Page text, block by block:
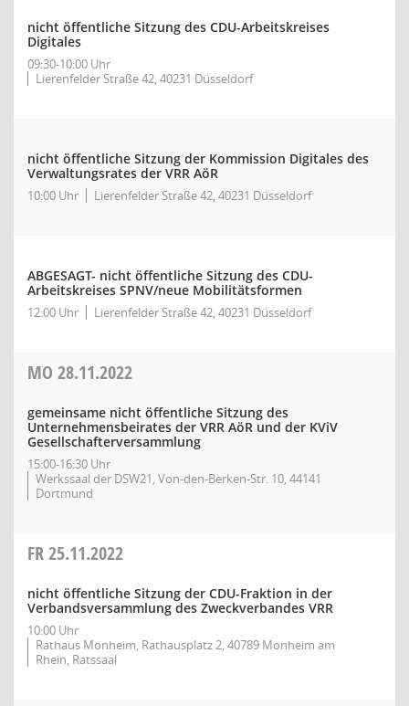
nicht öffentliche Sitzung des CDU-Arbeitskreises
Digitales
09:30-10:00 Uhr
Lierenfelder Straße 42, 40231 Düsseldorf
nicht öffentliche Sitzung der Kommission Digitales des
Verwaltungsrates der VRR AöR
10:00 Uhr Lierenfelder Straße 42, 40231 Düsseldorf
ABGESAGT- nicht öffentliche Sitzung des CDU-
Arbeitskreises SPNV/neue Mobilitätsformen
12:00 Uhr Lierenfelder Straße 42, 40231 Düsseldorf
MO 28.11.2022
gemeinsame nicht öffentliche Sitzung des
Unternehmensbeirates der VRR AöR und der KViV
Gesellschafterversammlung
15:00-16:30 Uhr
Werkssaal der DSW21, Von-den-Berken-Str. 10, 44141
Dortmund
FR25.11.2022
nicht öffentliche Sitzung der CDU-Fraktion in der
Verbandsversammlung des Zweckverbandes VRR
10:00 Uhr
Rathaus Monheim, Rathausplatz 2, 40789 Monheim am
Rhein, Ratssaal